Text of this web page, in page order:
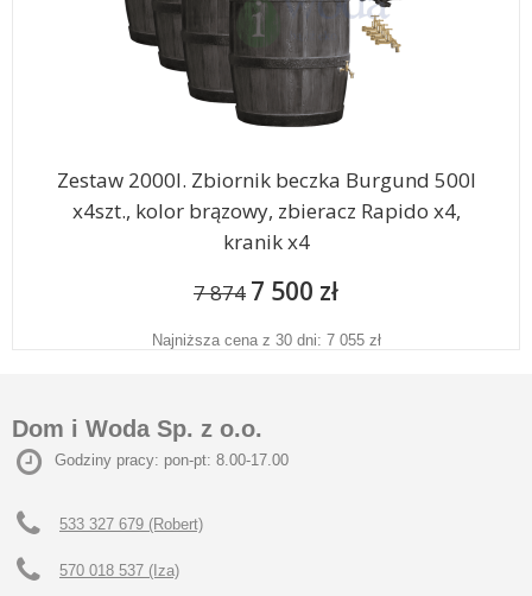
Zestaw 2000l. Zbiornik beczka Burgund 500l
x4szt., kolor brązowy, zbieracz Rapido x4,
kranik x4
7 874 7 500 zł
Najniższa cena z 30 dni: 7 055 zł
Dom i Woda Sp. z o.o.
Godziny pracy: pon-pt: 8.00-17.00
533 327 679 (Robert)
570 018 537 (Iza)